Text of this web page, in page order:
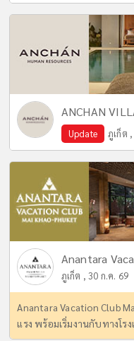
ANCHAN
Update ภูเก็ต
Anantara
ภูเก็ต , 30 ก.ค. 69
Anantara Vacation Club
แรง พร้อมเริ่มงานกับทางโรง